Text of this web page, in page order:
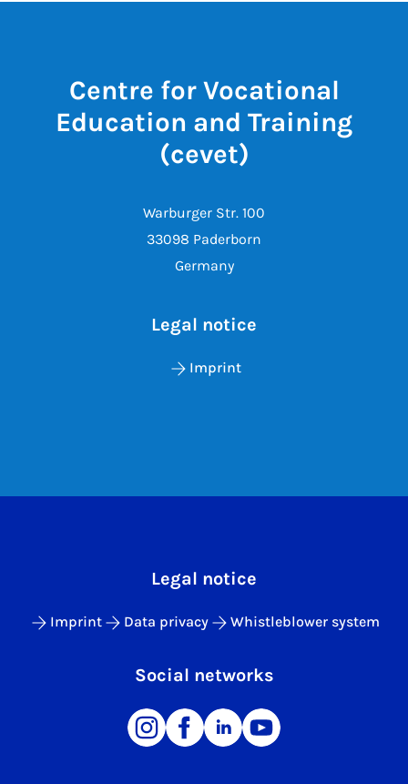
Centre for Vocational
Education and Training
(cevet)
Warburger Str. 100
33098 Paderborn
Germany
Legal notice
Imprint
Legal notice
Imprint Data privacy Whistleblower system
Social networks